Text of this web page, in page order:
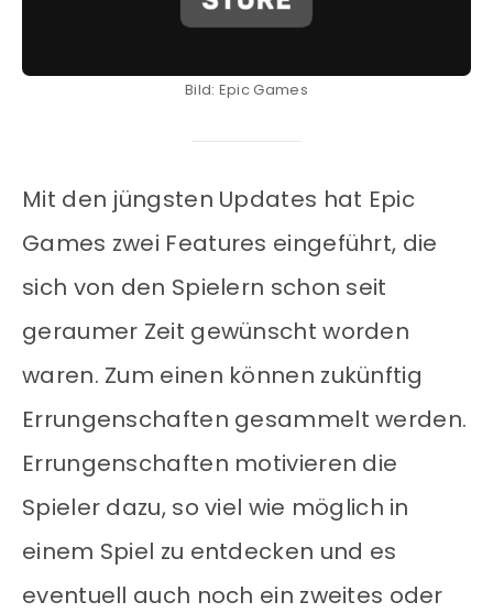
Bild: Epic Games
Mit den jüngsten Updates hat Epic
Games zwei Features eingeführt, die
sich von den Spielern schon seit
geraumer Zeit gewünscht worden
waren. Zum einen können zukünftig
Errungenschaften gesammelt werden.
Errungenschaften motivieren die
Spieler dazu, so viel wie möglich in
einem Spiel zu entdecken und es
eventuell auch noch ein zweites oder